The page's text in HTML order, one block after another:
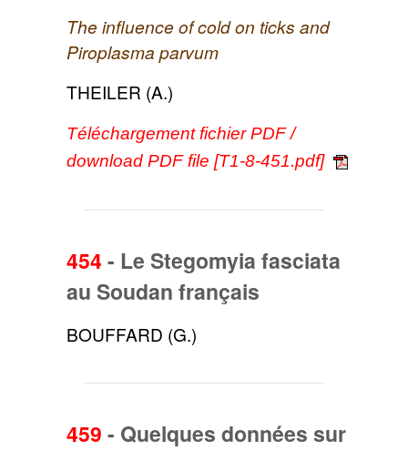
The influence of cold on ticks and
Piroplasma parvum
THEILER (A.)
Téléchargement fichier PDF /
download PDF file [T1-8-451.pdf]
454 - Le Stegomyia fasciata
au Soudan français
BOUFFARD (G.)
459 - Quelques données sur